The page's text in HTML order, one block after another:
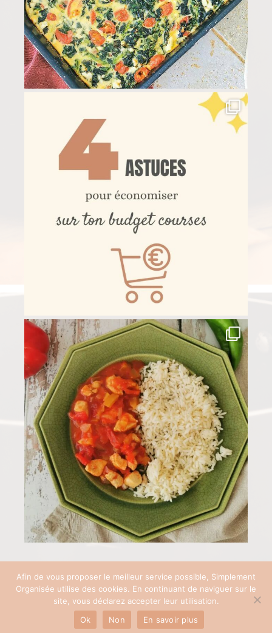
COPYRIGHT © 2026 SIMPLEMENT ORGANISÉE | SITE RÉALISÉ AVEC ♡ PAR
PAULINEB'COM
Afin de vous proposer le meilleur service possible, Simplement
Organisée utilise des cookies. En continuant de naviguer sur le
site, vous déclarez accepter leur utilisation.
Ok
Non En savoir plus